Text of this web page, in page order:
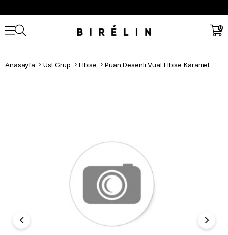
0
Anasayfa Üst Grup Elbise Puan Desenli Vual Elbise Karamel